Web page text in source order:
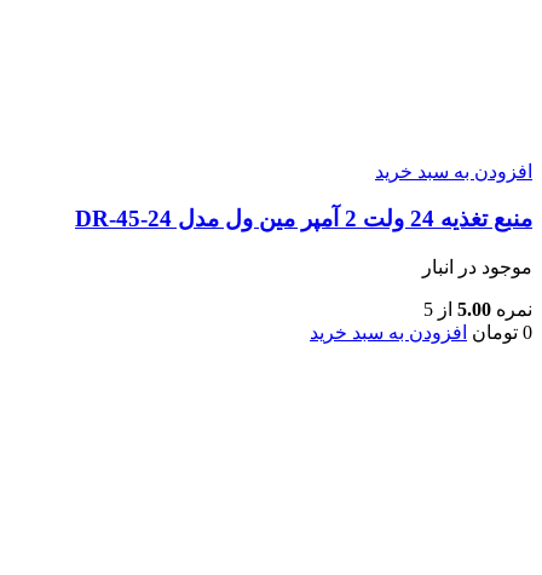
افزودن به سبد خرید
منبع تغذیه 24 ولت 2 آمپر مین ول مدل DR-45-24
موجود در انبار
نمره 5.00 از 5
0 تومان افزودن به سبد خرید